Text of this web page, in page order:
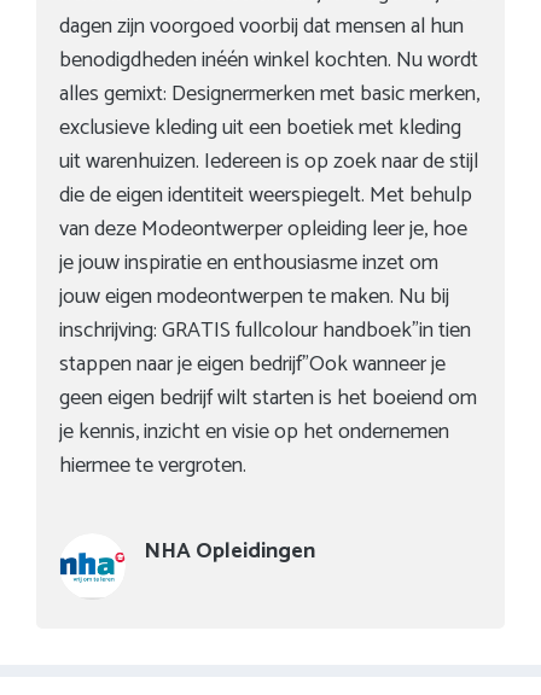
dagen zijn voorgoed voorbij dat mensen al hun
benodigdheden inéén winkel kochten. Nu wordt
alles gemixt: Designermerken met basic merken,
exclusieve kleding uit een boetiek met kleding
uit warenhuizen. Iedereen is op zoek naar de stijl
die de eigen identiteit weerspiegelt. Met behulp
van deze Modeontwerper opleiding leer je, hoe
je jouw inspiratie en enthousiasme inzet om
jouw eigen modeontwerpen te maken. Nu bij
inschrijving: GRATIS fullcolour handboek”in tien
stappen naar je eigen bedrijf”Ook wanneer je
geen eigen bedrijf wilt starten is het boeiend om
je kennis, inzicht en visie op het ondernemen
hiermee te vergroten.
NHA Opleidingen